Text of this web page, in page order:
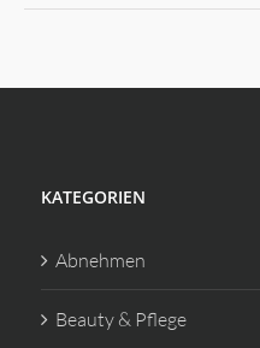
KATEGORIEN
Abnehmen
Beauty & Pflege